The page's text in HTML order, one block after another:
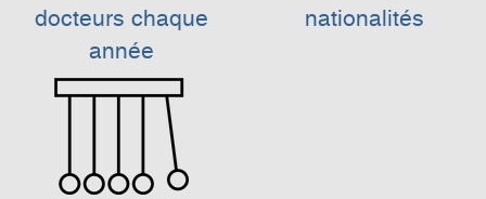
docteurs chaque
année
nationalités